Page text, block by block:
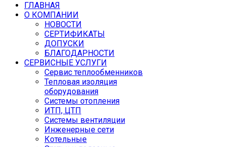
ГЛАВНАЯ
О КОМПАНИИ
НОВОСТИ
СЕРТИФИКАТЫ
ДОПУСКИ
БЛАГОДАРНОСТИ
СЕРВИСНЫЕ УСЛУГИ
Сервис теплообменников
Тепловая изоляция
оборудования
Системы отопления
ИТП, ЦТП
Системы вентиляции
Инженерные сети
Котельные